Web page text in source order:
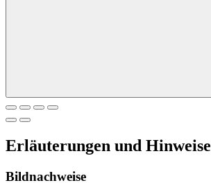
Erläuterungen und Hinweise
Bildnachweise